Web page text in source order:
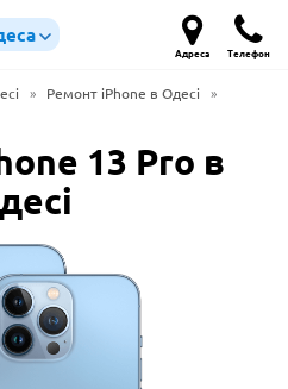
Адреса Телефон
» Ремонт iPhone в Одесі
»
13 Pro в